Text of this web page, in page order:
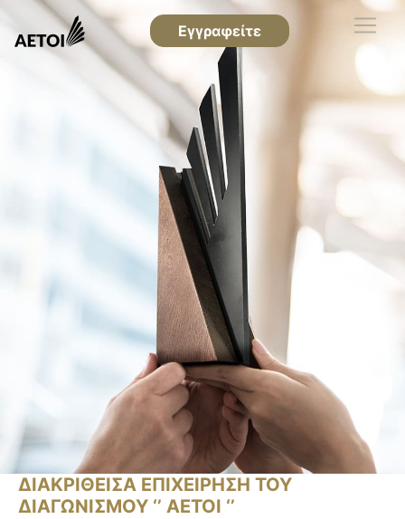
Εγγραφείτε
ΔΙΑΚΡΙΘΕΙΣΑ ΕΠΙΧΕΙΡΗΣΗ ΤΟΥ
ΔΙΑΓΩΝΙΣΜΟΥ ‘’ ΑΕΤΟΙ ‘’